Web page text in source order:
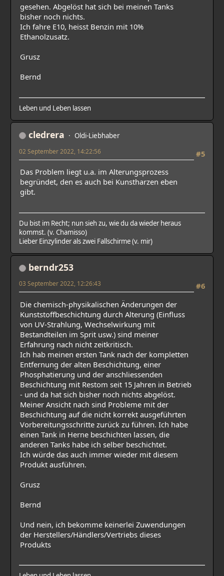
gesehen. Abgelöst hat sich bei meinen Tanks
bisher noch nichts.
Ich fahre E10, heisst Benzin mit 10%
Ethanolzusatz.
Grusz
Bernd
Leben und Leben lassen
cledrera Oldi-Liebhaber
#5
02 September 2022, 14:22:56
Das Problem liegt u.a. im Alterungsprozess
begründet, den es auch bei Kunstharzen eben
gibt.
Du bist im Recht; nun sieh zu, wie du da wieder heraus
kommst. (v. Chamisso)
Lieber Einzylinder als zwei Fallschirme (v. mir)
berndr253
#6
03 September 2022, 12:26:43
Die chemisch-physikalischen Änderungen der
Kunststoffbeschichtung durch Alterung (Einfluss
von UV-Strahlung, Wechselwirkung mit
Bestandteilen im Sprit usw.) sind meiner
Erfahrung nach nicht zeitkritisch.
Ich hab meinen ersten Tank nach der kompletten
Entfernung der alten Beschichtung, einer
Phosphatierung und der anschliessenden
Beschichtung mit Restom seit 15 Jahren in Betrieb
- und da hat sich bisher noch nichts abgelöst.
Meiner Ansicht nach sind Probleme mit der
Beschichtung auf die nicht korrekt ausgeführten
Vorbereitungsschritte zurück zu führen. Ich habe
einen Tank in Herne beschichten lassen, die
anderen Tanks habe ich selber beschichtet.
Ich würde das auch immer wieder mit diesem
Produkt ausführen.
Grusz
Bernd
Und nein, ich bekomme keinerlei Zuwendungen
der Herstellers/Händlers/Vertriebs dieses
Produkts